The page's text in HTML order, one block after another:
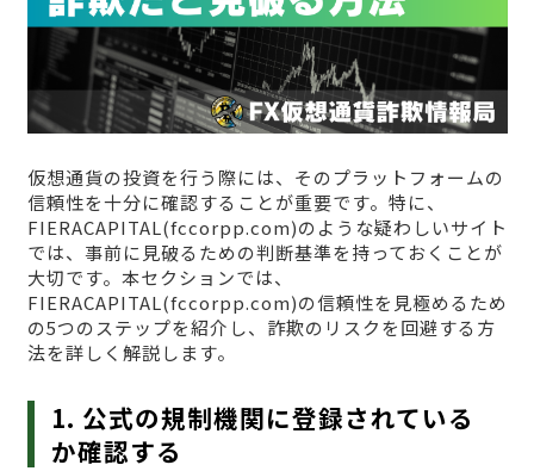
仮想通貨の投資を行う際には、そのプラットフォームの
信頼性を十分に確認することが重要です。特に、
FIERACAPITAL(fccorpp.com)のような疑わしいサイト
では、事前に見破るための判断基準を持っておくことが
大切です。本セクションでは、
FIERACAPITAL(fccorpp.com)の信頼性を見極めるため
の5つのステップを紹介し、詐欺のリスクを回避する方
法を詳しく解説します。
1. 公式の規制機関に登録されている
か確認する